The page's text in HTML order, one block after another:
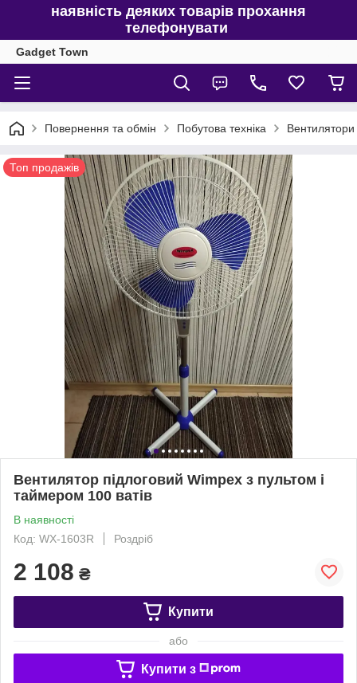
наявність деяких товарів прохання
телефонувати
Gadget Town
Повернення та обмін Побутова техніка Вентилятори
Топ продажів
Вентилятор підлоговий Wimpex з пультом і
таймером 100 ватів
В наявності
Код: WX-1603R
Роздріб
2 108 ₴
Купити
або
Купити з